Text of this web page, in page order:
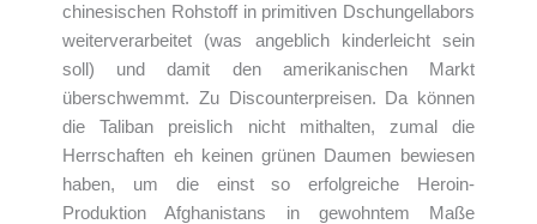
chinesischen Rohstoff in primitiven Dschungellabors
weiterverarbeitet (was angeblich kinderleicht sein
soll) und damit den amerikanischen Markt
überschwemmt. Zu Discounterpreisen. Da können
die Taliban preislich nicht mithalten, zumal die
Herrschaften eh keinen grünen Daumen bewiesen
haben, um die einst so erfolgreiche Heroin-
Produktion Afghanistans in gewohntem Maße